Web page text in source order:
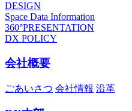
DESIGN
Space Data Information
360°PRESENTATION
DX POLICY
会社概要
ごあいさつ 会社情報 沿革